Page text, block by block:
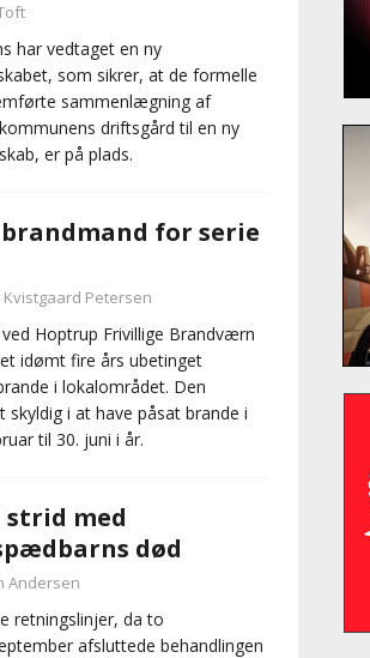
har vedtaget en ny
som sikrer, at de formelle
sammenlægning af
driftsgård til en ny
er på plads.
for serie
Kvistgaard Petersen
Hoptrup Frivillige Brandværn
idømt fire års ubetinget
i lokalområdet. Den
i at have påsat brande i
til 30. juni i år.
strid med
død
Andersen
retningslinjer, da to
afsluttede behandlingen